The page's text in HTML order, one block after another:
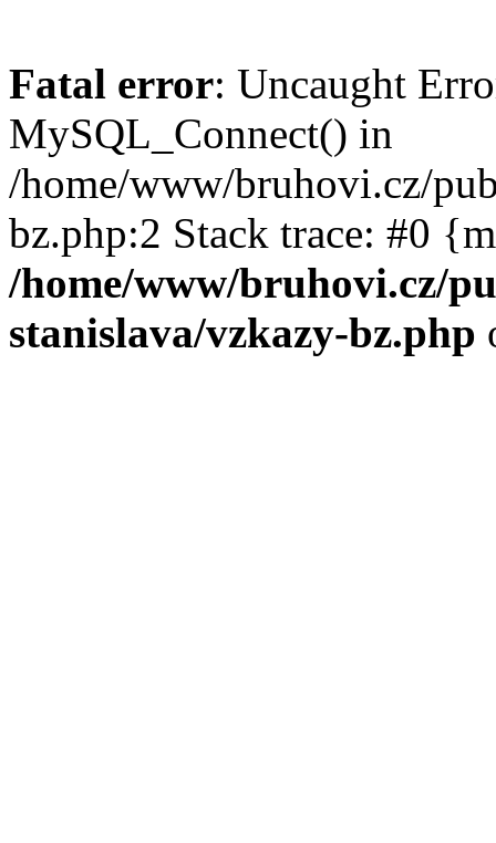
Fatal error: Uncaught
MySQL_Connect() in
/home/www/bruhovi.cz/
bz.php:2 Stack trace: #0
/home/www/bruhovi.cz/
stanislava/vzkazy-bz.php